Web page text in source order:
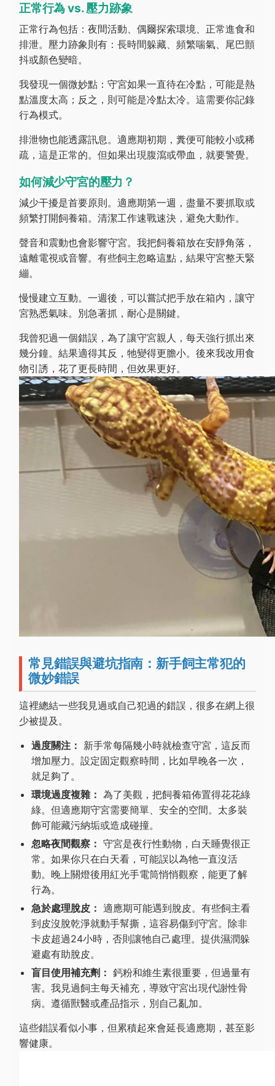
正常行為 vs. 壓力跡象
正常行為包括：夜間活動、偶爾探索環境、正常進食和
排泄。壓力跡象則有：長時間躲藏、頻繁喘氣、尾巴顫
抖或顏色變暗。
我發現一個微妙點：守宮如果一直待在冷點，可能是熱
點溫度太高；反之，則可能是冷點太冷。這需要你記錄
行為模式。
排泄物也能透露訊息。適應期初期，糞便可能較小或稀
疏，這是正常的。但如果出現腹瀉或帶血，就要警覺。
如何減少守宮的壓力？
減少干擾是首要原則。適應期第一週，盡量不要抓取或
頻繁打開飼養箱。清潔工作速戰速決，避免大動作。
聲音和震動也會影響守宮。我把飼養箱放在安靜角落，
遠離電視或音響。有些飼主忽略這點，結果守宮整天緊
繃。
慢慢建立互動。一週後，可以嘗試把手放在箱內，讓守
宮熟悉氣味。別急著抓，耐心是關鍵。
我曾犯過一個錯誤，為了讓守宮親人，每天強行抓出來
幾分鐘。結果適得其反，牠變得更膽小。後來我改用食
物引誘，花了更長時間，但效果更好。
常見錯誤與避坑指南：新手飼主常犯的
微妙錯誤
這裡總結一些我見過或自己犯過的錯誤，很多在網上很
少被提及。
過度關注： 新手常每隔幾小時就檢查守宮，這反而
增加壓力。設定固定觀察時間，比如早晚各一次，
就足夠了。
環境過度複雜： 為了美觀，把飼養箱佈置得花花綠
綠。但適應期守宮需要簡單、安全的空間。太多裝
飾可能藏污納垢或造成碰撞。
忽略夜間觀察： 守宮是夜行性動物，白天睡覺很正
常。如果你只在白天看，可能誤以為牠一直沒活
動。晚上關燈後用紅光手電筒悄悄觀察，能更了解
行為。
急於處理脫皮： 適應期可能遇到脫皮。有些飼主看
到皮沒脫乾淨就動手幫撕，這容易傷到守宮。除非
卡皮超過24小時，否則讓牠自己處理。提供濕潤躲
避處有助脫皮。
盲目使用補充劑： 鈣粉和維生素很重要，但過量有
害。我見過飼主每天補充，導致守宮出現代謝性骨
病。遵循獸醫或產品指示，別自己亂加。
這些錯誤看似小事，但累積起來會延長適應期，甚至影
響健康。